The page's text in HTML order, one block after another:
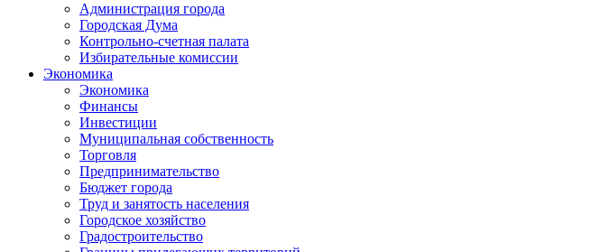
Администрация города
Городская Дума
Контрольно-счетная палата
Избирательные комиссии
Экономика
Экономика
Финансы
Инвестиции
Муниципальная собственность
Торговля
Предпринимательство
Бюджет города
Труд и занятость населения
Городское хозяйство
Градостроительство